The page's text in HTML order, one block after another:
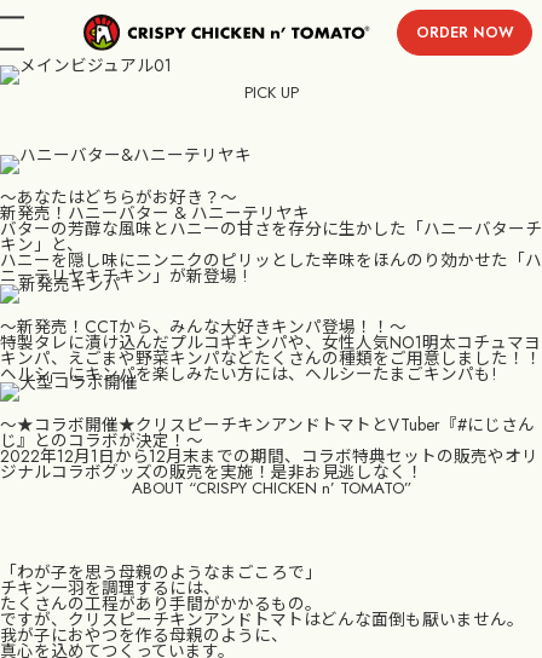
menu ORDER NOW
PICK UP
〜あなたはどちらがお好き？〜
新発売！ハニーバター & ハニーテリヤキ
バターの芳醇な風味とハニーの甘さを存分に生かした「ハニーバターチ
キン」と、
ハニーを隠し味にニンニクのピリッとした辛味をほんのり効かせた「ハ
ニーテリヤキチキン」が新登場 !
〜新発売！CCTから、みんな大好きキンパ登場！！〜
特製タレに漬け込んだプルコギキンパや、女性人気NO1明太コチュマヨ
キンパ、えごまや野菜キンパなどたくさんの種類をご用意しました！！
ヘルシーにキンパを楽しみたい方には、ヘルシーたまごキンパも!
〜★コラボ開催★クリスピーチキンアンドトマトとVTuber『#にじさん
じ』とのコラボが決定！〜
2022年12月1日から12月末までの期間、コラボ特典セットの販売やオリ
ジナルコラボグッズの販売を実施！是非お見逃しなく！
ABOUT “CRISPY CHICKEN n’ TOMATO”
「わが子を思う母親のようなまごころで」
チキン一羽を調理するには、
たくさんの工程があり手間がかかるもの。
ですが、クリスピーチキンアンドトマトはどんな面倒も厭いません。
我が子におやつを作る母親のように、
真心を込めてつくっています。